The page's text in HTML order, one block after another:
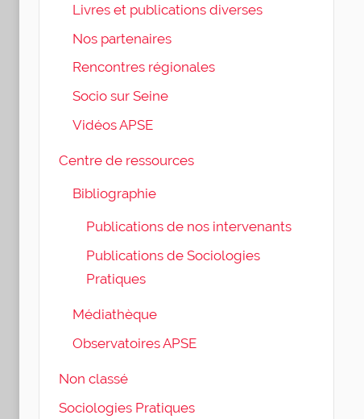
Livres et publications diverses
Nos partenaires
Rencontres régionales
Socio sur Seine
Vidéos APSE
Centre de ressources
Bibliographie
Publications de nos intervenants
Publications de Sociologies
Pratiques
Médiathèque
Observatoires APSE
Non classé
Sociologies Pratiques